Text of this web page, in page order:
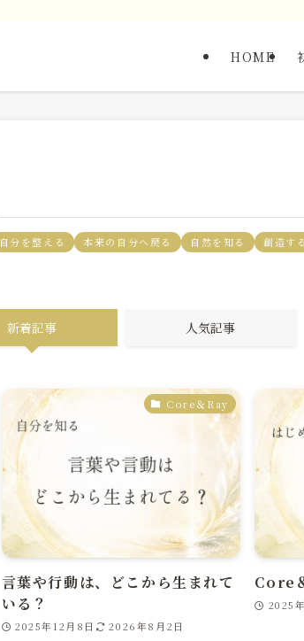
HOME
自分を整える 本来の自分へ戻る 自然を知る 創造する
新着記事 人気記事
Core＆Ray
言葉や行動は、どこから生まれて
いる？
2025年12月8日 2026年8月2日
Core
2025